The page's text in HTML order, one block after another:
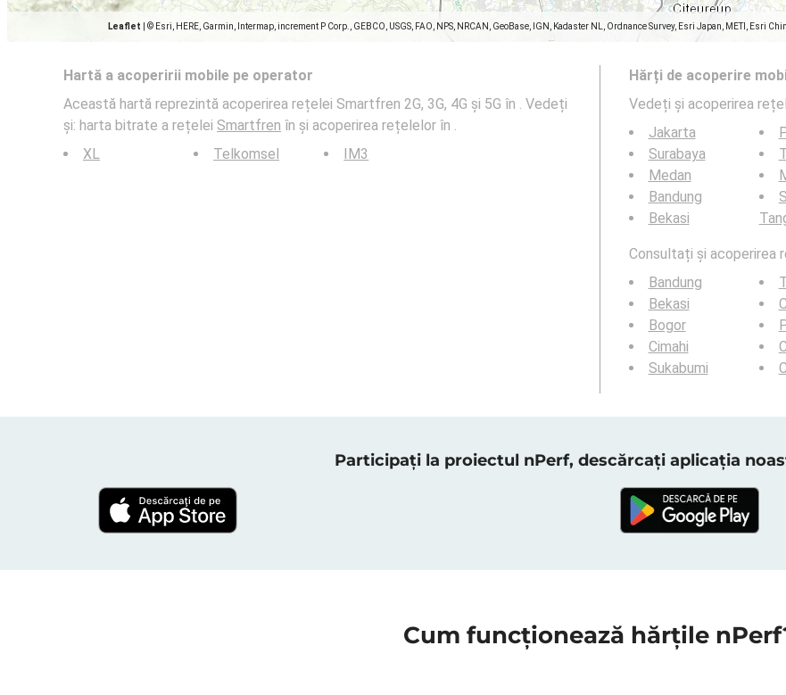
Leaflet © Esri, HERE, Garmin, Intermap, increment P Corp., GEBCO, USGS, FAO, NPS, NRCAN, GeoBase, IGN, Kadaster NL, Ordnance Survey, Esri Japan, METI, Esri
Hartă a acoperirii mobile pe operator
Această hartă reprezintă acoperirea rețelei Smartfren 2G, 3G, 4G și 5G în . Vedeți
și: harta bitrate a rețelei Smartfren în și acoperirea rețelelor în .
XL
Telkomsel IM3
Hărți de acoperire
Vedeți și acoperirea
Jakarta
Surabaya
Medan
Bandung
Bekasi
Consultați și acoperirea
Bandung
Bekasi
Bogor
Cimahi
Sukabumi
Participați la proiectul nPerf, descărcați aplicația
Cum funcționează hărțile